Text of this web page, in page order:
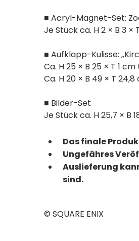
■ Acryl-Magnet-Set:
Je Stück ca. H 2 × B 3 ×
■ Aufklapp-Kulisse:
Ca. H 25 × B 25 × T 1
Ca. H 20 × B 49 × T
■ Bilder-Set
Je Stück ca. H 25,7 × B
Das finale
Ungefähres
Auslieferung
sind.
© SQUARE ENIX